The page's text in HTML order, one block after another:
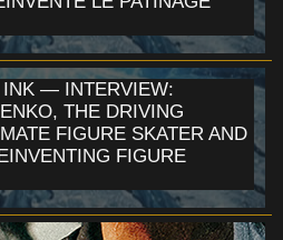
INK — INTERVIEW:
THE DRIVING
FIGURE SKATER AND
FIGURE